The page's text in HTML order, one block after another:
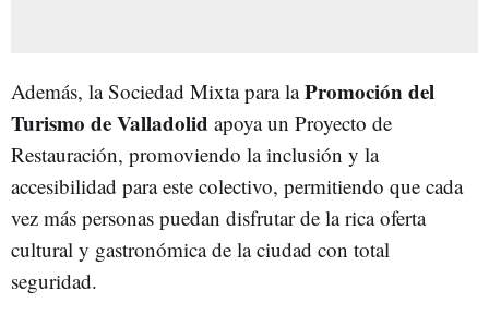
Además, la Sociedad Mixta para laPromoción del
Turismo de Valladolid apoya un Proyecto de
Restauración, promoviendo la inclusión y la
accesibilidad para este colectivo, permitiendo que cada
vez más personas puedan disfrutar de la rica oferta
cultural y gastronómica de la ciudad con total
seguridad.